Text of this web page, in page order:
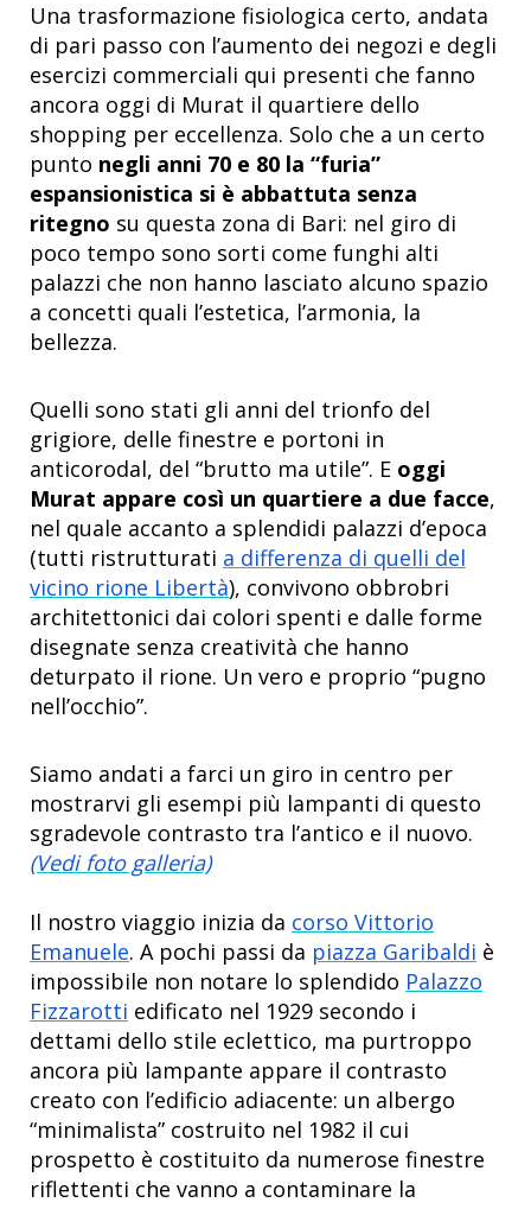
Una trasformazione fisiologica certo, andata
di pari passo con l’aumento dei negozi e degli
esercizi commerciali qui presenti che fanno
ancora oggi di Murat il quartiere dello
shopping per eccellenza. Solo che a un certo
punto negli anni 70 e 80 la “furia”
espansionistica si è abbattuta senza
ritegno su questa zona di Bari: nel giro di
poco tempo sono sorti come funghi alti
palazzi che non hanno lasciato alcuno spazio
a concetti quali l’estetica, l’armonia, la
bellezza.
Quelli sono stati gli anni del trionfo del
grigiore, delle finestre e portoni in
anticorodal, del “brutto ma utile”. E oggi
Murat appare così un quartiere a due facce,
nel quale accanto a splendidi palazzi d’epoca
(tutti ristrutturati a differenza di quelli del
vicino rione Libertà), convivono obbrobri
architettonici dai colori spenti e dalle forme
disegnate senza creatività che hanno
deturpato il rione. Un vero e proprio “pugno
nell’occhio”.
Siamo andati a farci un giro in centro per
mostrarvi gli esempi più lampanti di questo
sgradevole contrasto tra l’antico e il nuovo.
(Vedi foto galleria)
Il nostro viaggio inizia da corso Vittorio
Emanuele. A pochi passi da piazza Garibaldi è
impossibile non notare lo splendido Palazzo
Fizzarotti edificato nel 1929 secondo i
dettami dello stile eclettico, ma purtroppo
ancora più lampante appare il contrasto
creato con l’edificio adiacente: un albergo
“minimalista” costruito nel 1982 il cui
prospetto è costituito da numerose finestre
riflettenti che vanno a contaminare la